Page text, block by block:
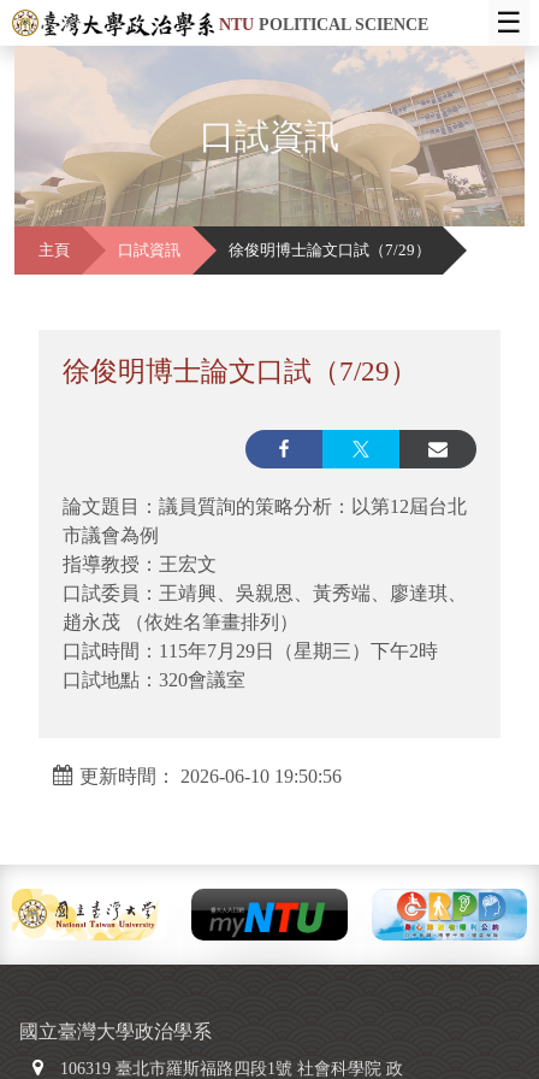
NTUPOLITICAL SCIENCE ☰
口試資訊
主頁 口試資訊 徐俊明博士論文口試（7/29）
徐俊明博士論文口試（7/29）
論文題目：議員質詢的策略分析：以第12屆台北
市議會為例
指導教授：王宏文
口試委員：王靖興、吳親恩、黃秀端、廖達琪、
趙永茂 （依姓名筆畫排列）
口試時間：115年7月29日（星期三）下午2時
口試地點：320會議室
更新時間： 2026-06-10 19:50:56
國立臺灣大學政治學系
106319 臺北市羅斯福路四段1號 社會科學院 政